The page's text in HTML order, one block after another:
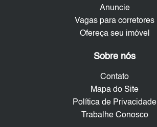
Anuncie
Vagas para corretores
Ofereça seu imóvel
Sobre nós
Contato
Mapa do Site
Política de Privacidade
Trabalhe Conosco